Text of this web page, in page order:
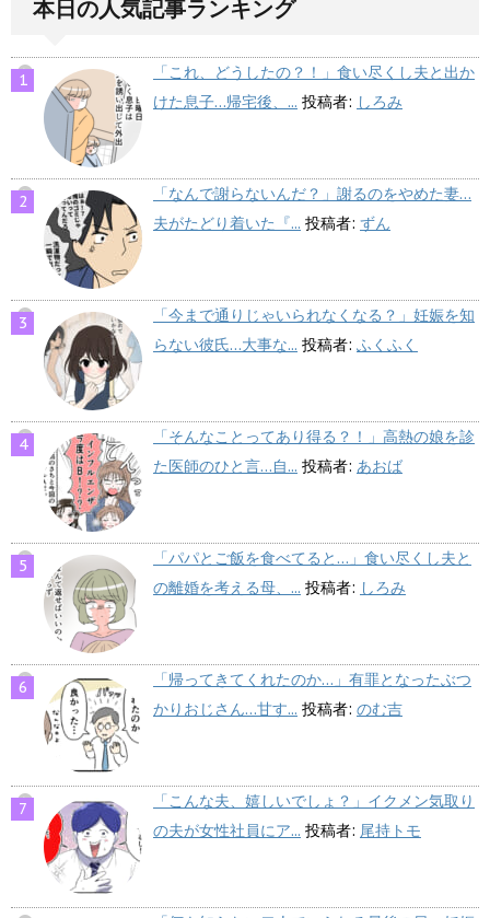
本日の人気記事ランキング
「これ、どうしたの？！」食い尽くし夫と出か
けた息子…帰宅後、... 投稿者: しろみ
「なんで謝らないんだ？」謝るのをやめた妻…
夫がたどり着いた『... 投稿者: ずん
「今まで通りじゃいられなくなる？」妊娠を知
らない彼氏…大事な... 投稿者: ふくふく
「そんなことってあり得る？！」高熱の娘を診
た医師のひと言…自... 投稿者: あおば
「パパとご飯を食べてると…」食い尽くし夫と
の離婚を考える母、... 投稿者: しろみ
「帰ってきてくれたのか…」有罪となったぶつ
かりおじさん…甘す... 投稿者: のむ吉
「こんな夫、嬉しいでしょ？」イクメン気取り
の夫が女性社員にア... 投稿者: 尾持トモ